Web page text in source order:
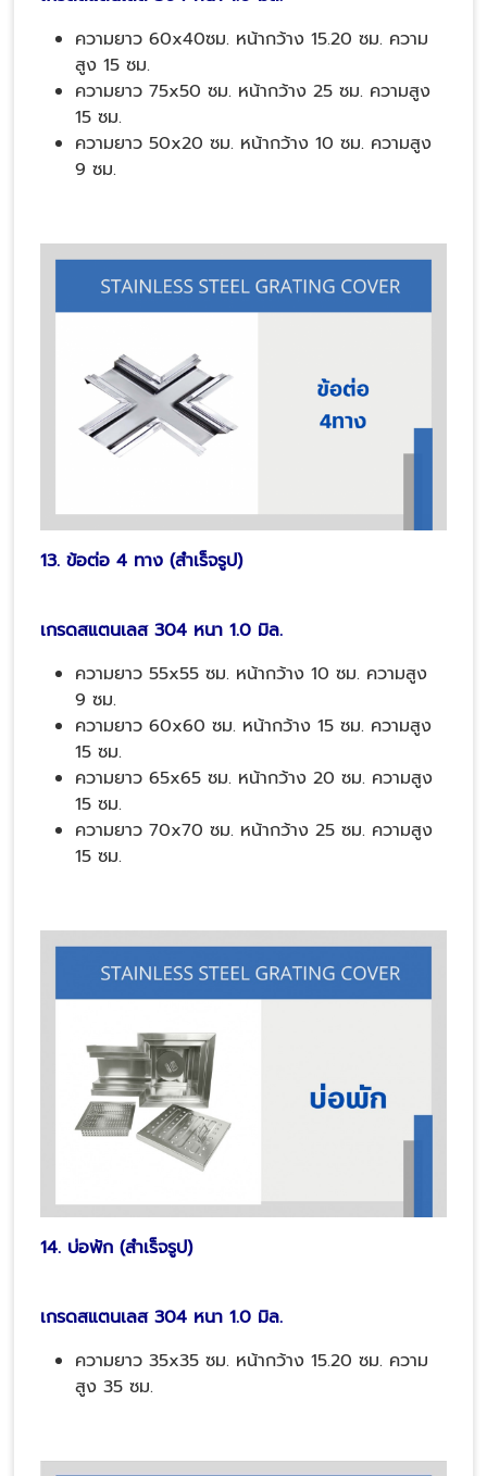
ความยาว 60x40ซม. หน้ากว้าง 15.20 ซม. ความ
สูง 15 ซม.
ความยาว 75x50 ซม. หน้ากว้าง 25 ซม. ความสูง
15 ซม.
ความยาว 50x20 ซม. หน้ากว้าง 10 ซม. ความสูง
9 ซม.
13. ข้อต่อ 4 ทาง (สำเร็จรูป)
เกรดสแตนเลส 304 หนา 1.0 มิล.
ความยาว 55x55 ซม. หน้ากว้าง 10 ซม. ความสูง
9 ซม.
ความยาว 60x60 ซม. หน้ากว้าง 15 ซม. ความสูง
15 ซม.
ความยาว 65x65 ซม. หน้ากว้าง 20 ซม. ความสูง
15 ซม.
ความยาว 70x70 ซม. หน้ากว้าง 25 ซม. ความสูง
15 ซม.
14. บ่อพัก (สำเร็จรูป)
เกรดสแตนเลส 304 หนา 1.0 มิล.
ความยาว 35x35 ซม. หน้ากว้าง 15.20 ซม. ความ
สูง 35 ซม.